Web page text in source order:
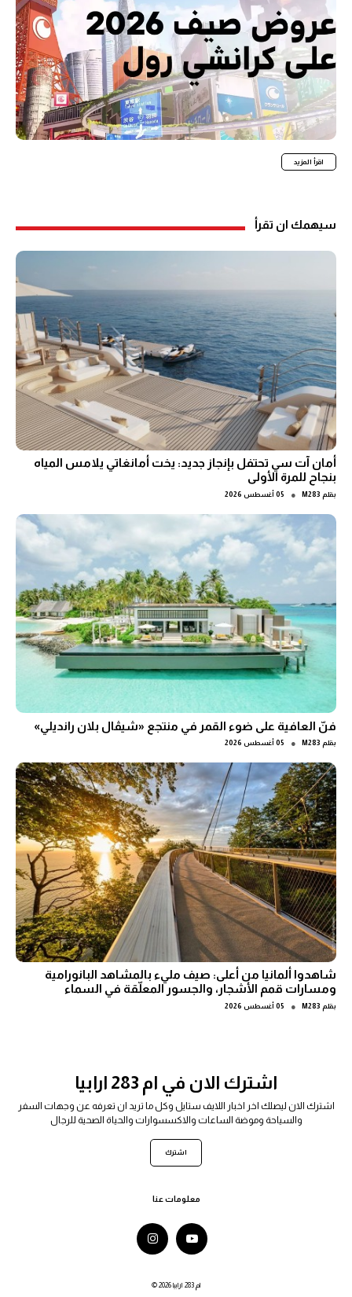
اقرأ المزيد
سيهمك ان تقرأ
أمان آت سي تحتفل بإنجاز جديد: يخت أمانغاتي يلامس المياه
بنجاح للمرة الأولى
بقلم M283
● 05 أغسطس 2026
فنّ العافية على ضوء القمر في منتجع «شيڤال بلان رانديلي»
بقلم M283
● 05 أغسطس 2026
شاهدوا ألمانيا من أعلى: صيف مليء بالمشاهد البانورامية
ومسارات قمم الأشجار، والجسور المعلّقة في السماء
بقلم M283
● 05 أغسطس 2026
اشترك الان في ام 283 ارابيا
اشترك الان ليصلك اخر اخبار اللايف ستايل وكل ما تريد ان تعرفه عن وجهات السفر
والسياحة وموضة الساعات والاكسسوارات والحياة الصحية للرجال
اشترك
معلومات عنا
© 2026 ام 283 ارابيا